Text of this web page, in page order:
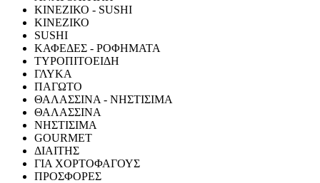
ΚΙΝΕΖΙΚΟ - SUSHI
ΚΙΝΕΖΙΚΟ
SUSHI
ΚΑΦΕΔΕΣ - ΡΟΦΗΜΑΤΑ
ΤΥΡΟΠΙΤΟΕΙΔΗ
ΓΛΥΚΑ
ΠΑΓΩΤΟ
ΘΑΛΑΣΣΙΝΑ - ΝΗΣΤΙΣΙΜΑ
ΘΑΛΑΣΣΙΝΑ
ΝΗΣΤΙΣΙΜΑ
GOURMET
ΔΙΑΙΤΗΣ
ΓΙΑ ΧΟΡΤΟΦΑΓΟΥΣ
ΠΡΟΣΦΟΡΕΣ